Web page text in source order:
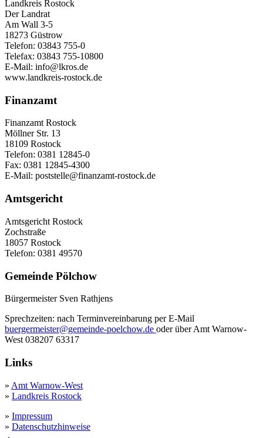
Landkreis Rostock
Der Landrat
Am Wall 3-5
18273 Güstrow
Telefon: 03843 755-0
Telefax: 03843 755-10800
E-Mail: info@lkros.de
www.landkreis-rostock.de
Finanzamt
Finanzamt Rostock
Möllner Str. 13
18109 Rostock
Telefon: 0381 12845-0
Fax: 0381 12845-4300
E-Mail: poststelle@finanzamt-rostock.de
Amtsgericht
Amtsgericht Rostock
Zochstraße
18057 Rostock
Telefon: 0381 49570
Gemeinde Pölchow
Bürgermeister Sven Rathjens
Sprechzeiten: nach Terminvereinbarung per E-Mail
buergermeister@gemeinde-poelchow.de oder über Amt Warnow-
West 038207 63317
Links
» Amt Warnow-West
» Landkreis Rostock
» Impressum
» Datenschutzhinweise